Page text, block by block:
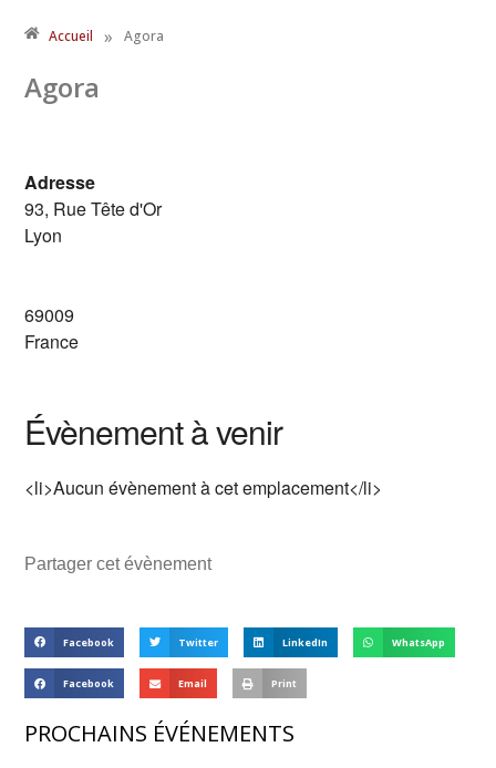
Accueil » Agora
Agora
Adresse
93, Rue Tête d'Or
Lyon
69009
France
Évènement à venir
<li>Aucun évènement à cet emplacement</li>
Partager cet évènement
Facebook Twitter LinkedIn WhatsApp
Facebook Email Print
PROCHAINS ÉVÉNEMENTS